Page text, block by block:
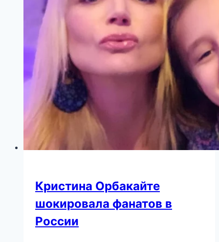
до
пор
не
обсуждать
Кристина Орбакайте
шокировала фанатов в
России